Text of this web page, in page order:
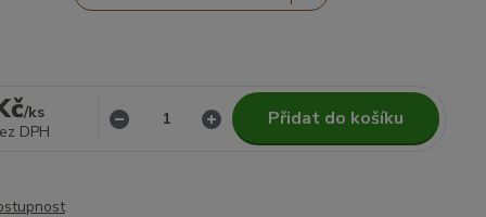
/ks
DPH
Přidat do košíku